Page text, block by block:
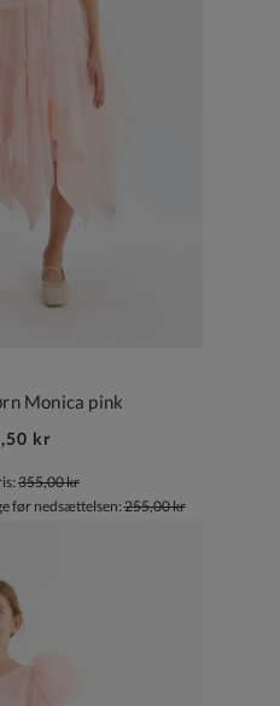
Monica pink
kr
355,00 kr
før nedsættelsen:255,00 kr